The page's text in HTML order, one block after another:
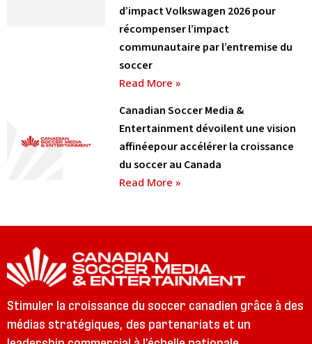
d’impact Volkswagen 2026 pour
récompenser l’impact
communautaire par l’entremise du
soccer
Read More »
Canadian Soccer Media &
Entertainment dévoilent une vision
affinéepour accélérer la croissance
du soccer au Canada
Read More »
Stimuler la croissance du soccer canadien grâce à des
médias stratégiques, des partenariats et un